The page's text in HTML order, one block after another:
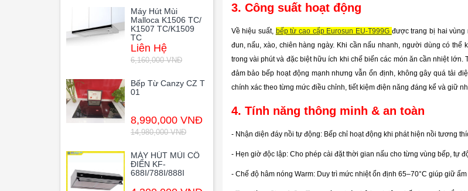
Máy Hút Mùi
Malloca K1506 TC/
K1507 TC/K1509
TC
Liên Hệ
6,160,000 VNĐ
Bếp Từ Canzy CZ T
01
8,990,000 VNĐ
14,980,000 VNĐ
MÁY HÚT MÙI CỔ
ĐIỂN KF-
688I/788I/888I
3. Công suất hoạt động
Về hiệu suất, bếp từ cao cấp Eurosun EU-T999G được trang bị hai vùng
đun, nấu, xào, chiên hàng ngày. Khi cần nấu nhanh, người dùng có
trong vài phút và đặc biệt hữu ích khi chế biến các món ăn cần nhiệt
đảm bảo bếp hoạt động mạnh nhưng vẫn ổn định, không gây quá tải
chính xác theo từng mức điều chỉnh, tiết kiệm điện năng đáng kể và giữ
4. Tính năng thông minh & an toàn
- Nhận diện đáy nồi tự động:Bếp chỉ hoạt động khi phát hiện nồi tương
- Hẹn giờ độc lập:Cho phép cài đặt thời gian nấu cho từng vùng bếp, tự
- Chế độ hâm nóng Warm:Duy trì mức nhiệt ổn định 65–70°C giúp giữ